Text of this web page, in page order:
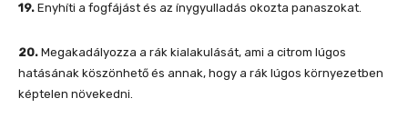
19. Enyhíti a fogfájást és az ínygyulladás okozta panaszokat.
20. Megakadályozza a rák kialakulását, ami a citrom lúgos
hatásának köszönhető és annak, hogy a rák lúgos környezetben
képtelen növekedni.